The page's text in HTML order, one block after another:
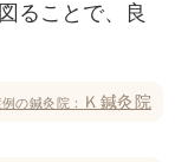
ることで、良
の鍼灸院： Ｋ鍼灸院